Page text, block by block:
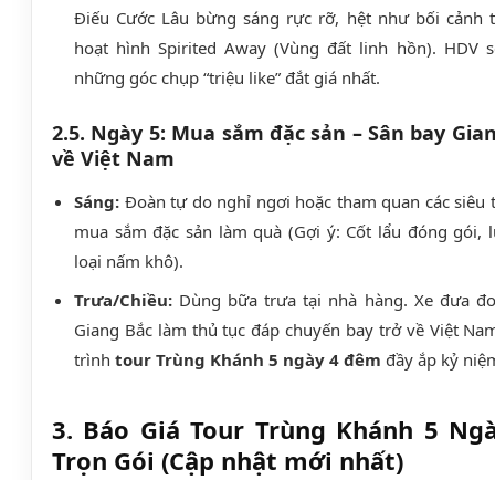
Điếu Cước Lâu bừng sáng rực rỡ, hệt như bối cảnh
hoạt hình Spirited Away (Vùng đất linh hồn). HDV
những góc chụp “triệu like” đắt giá nhất.
2.5. Ngày 5: Mua sắm đặc sản – Sân bay
về Việt Nam
Sáng: Đoàn tự do nghỉ ngơi hoặc tham quan các siêu
mua sắm đặc sản làm quà (Gợi ý: Cốt lẩu đóng gói,
loại nấm khô).
Trưa/Chiều: Dùng bữa trưa tại nhà hàng. Xe đưa
Giang Bắc làm thủ tục đáp chuyến bay trở về Việt
trình tour Trùng Khánh 5 ngày 4 đêm đầy ắp kỷ
3. Báo Giá Tour Trùng Khánh 5
Trọn Gói (Cập nhật mới nhất)